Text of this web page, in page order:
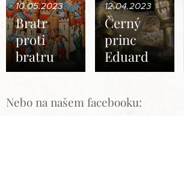
10.05.2023
Bratr
proti
bratru
12.04.2023
Černý
princ
Eduard
Nebo na našem facebooku: